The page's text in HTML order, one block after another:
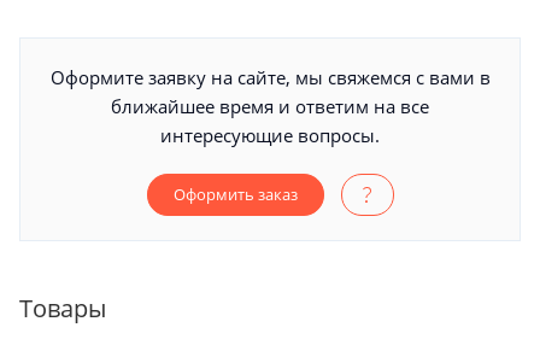
Оформите заявку на сайте, мы свяжемся с вами в
ближайшее время и ответим на все
интересующие вопросы.
Оформить заказ
Товары